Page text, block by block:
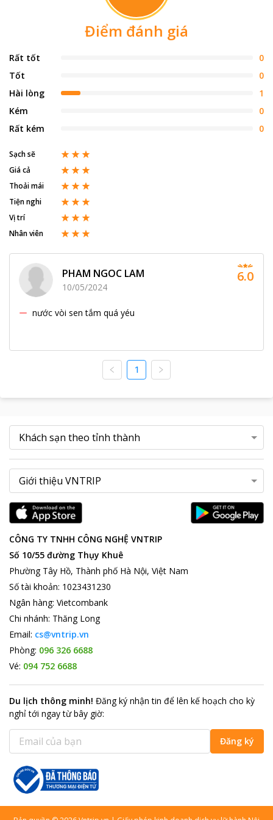
Điểm đánh giá
Rất tốt
0
Tốt
0
Hài lòng
1
Kém
0
Rất kém
0
Sạch sẽ
Giá cả
Thoải mái
Tiện nghi
Vị trí
Nhân viên
PHAM NGOC LAM
10/05/2024
nước vòi sen tắm quá yéu
6.0
1
CÔNG TY TNHH CÔNG NGHỆ VNTRIP
Số 10/55 đường Thụy Khuê
Phường Tây Hồ, Thành phố Hà Nội, Việt Nam
Số tài khoản: 1023431230
Ngân hàng: Vietcombank
Chi nhánh: Thăng Long
Email: cs@vntrip.vn
Phòng: 096 326 6688
Vé: 094 752 6688
Du lịch thông minh! Đăng ký nhận tin để lên kế hoạch cho kỳ
nghỉ tới ngay từ bây giờ:
Đăng ký